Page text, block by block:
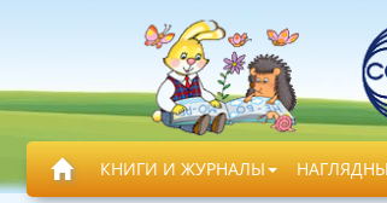
КНИГИ И ЖУРНАЛЫ